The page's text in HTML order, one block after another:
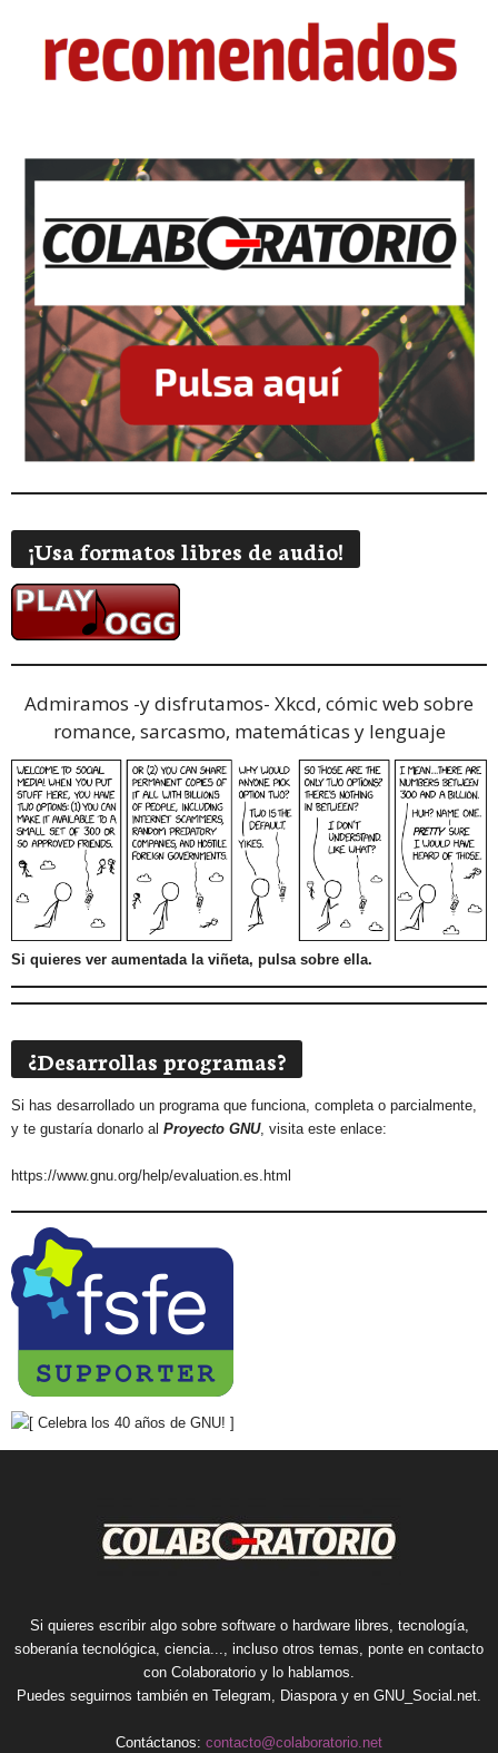
¡Usa formatos libres de audio!
Admiramos -y disfrutamos- Xkcd, cómic web sobre
romance, sarcasmo, matemáticas y lenguaje
Si quieres ver aumentada la viñeta, pulsa sobre ella.
¿Desarrollas programas?
Si has desarrollado un programa que funciona, completa o parcialmente,
y te gustaría donarlo al Proyecto GNU, visita este enlace:
https://www.gnu.org/help/evaluation.es.html
Si quieres escribir algo sobre software o hardware libres, tecnología,
soberanía tecnológica, ciencia..., incluso otros temas, ponte en contacto
con Colaboratorio y lo hablamos.
Puedes seguirnos también en Telegram, Diasporay en GNU_Social.net.
Contáctanos: contacto@colaboratorio.net